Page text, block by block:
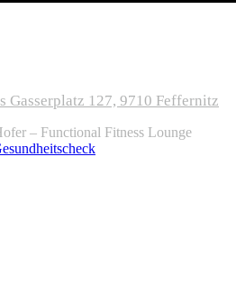
Gasserplatz 127, 9710 Feffernitz
– Functional Fitness Lounge